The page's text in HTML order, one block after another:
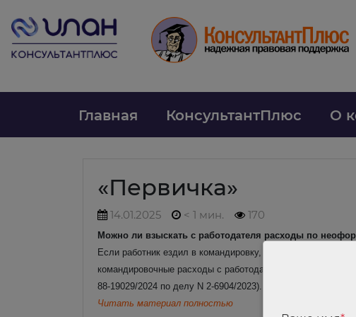
Главная КонсультантПлюс О
«Первичка»
14.01.2025 < 1 мин. 170
Можно ли взыскать с работодателя расходы по
Если работник ездил в командировку, но она не была
командировочные расходы с работодателя. А на что при
88-19029/2024 по делу N 2-6904/2023).
Читать материал полностью